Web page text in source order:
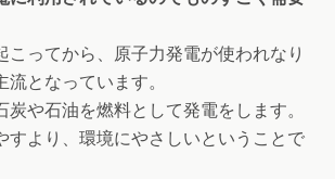
こってから、原子力発電が使われなり
となっています。
炭や石油を燃料として発電をします。
すより、環境にやさしいということで